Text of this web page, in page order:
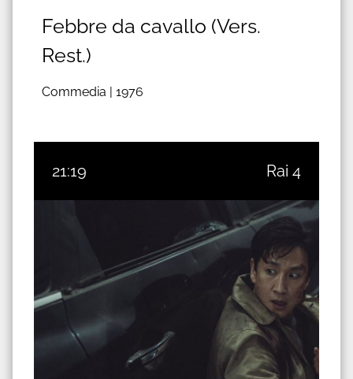
Febbre da cavallo (Vers.
Rest.)
Commedia | 1976
21:19 Rai 4